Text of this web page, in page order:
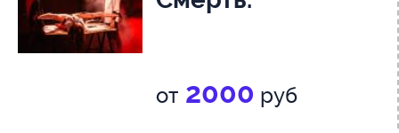
от 2000 руб